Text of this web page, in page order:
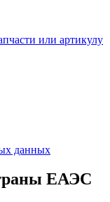
или артикулу
данных
ЕАЭС